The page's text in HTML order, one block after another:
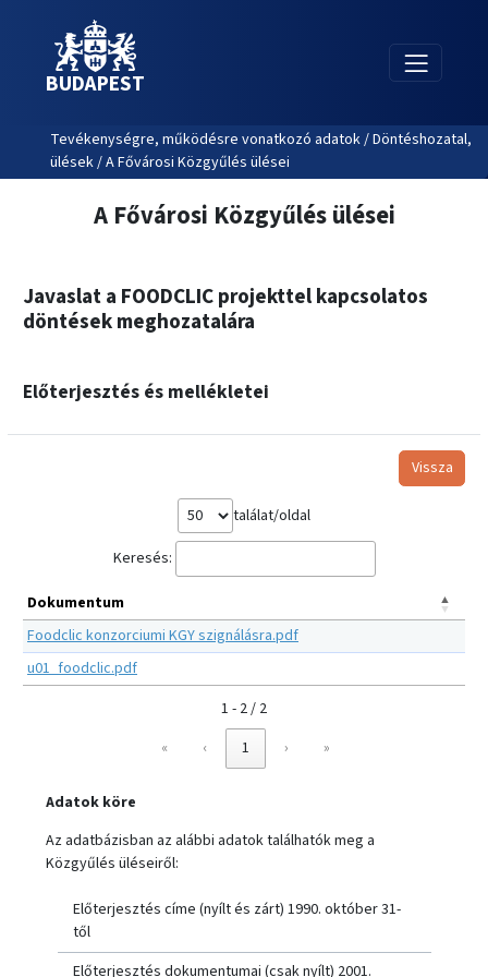
BUDAPEST
Tevékenységre, működésre vonatkozó adatok / Döntéshozatal,
ülések / A Fővárosi Közgyűlés ülései
A Fővárosi Közgyűlés ülései
Javaslat a FOODCLIC projekttel kapcsolatos
döntések meghozatalára
Előterjesztés és mellékletei
Vissza
találat/oldal
Keresés:
Dokumentum
Foodclic konzorciumi KGY szignálásra.pdf
u01_foodclic.pdf
1 - 2 / 2
«
‹ 1 › »
Adatok köre
Az adatbázisban az alábbi adatok találhatók meg a
Közgyűlés üléseiről:
Előterjesztés címe (nyílt és zárt) 1990. október 31-
től
Előterjesztés dokumentumai (csak nyílt) 2001.